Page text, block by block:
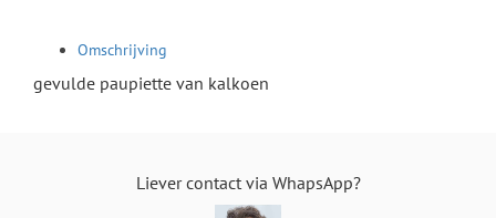
WIJN - RODE WIJN
WIJN - ROSÉ WIJN
Omschrijving
gevulde paupiette van kalkoen
Liever contact via WhapsApp?